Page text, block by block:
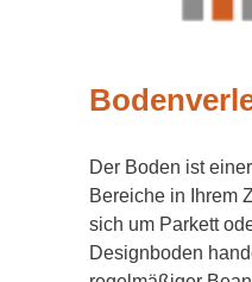
Der Boden ist
Bereiche in Ihrem
sich um Parkett
Designboden